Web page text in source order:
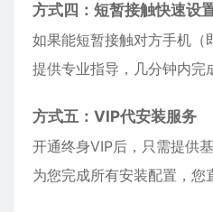
方式四：短暂接触快速设
如果能短暂接触对方手机（
提供专业指导，几分钟内完
方式五：VIP代安装服务
开通终身VIP后，只需提供
为您完成所有安装配置，您